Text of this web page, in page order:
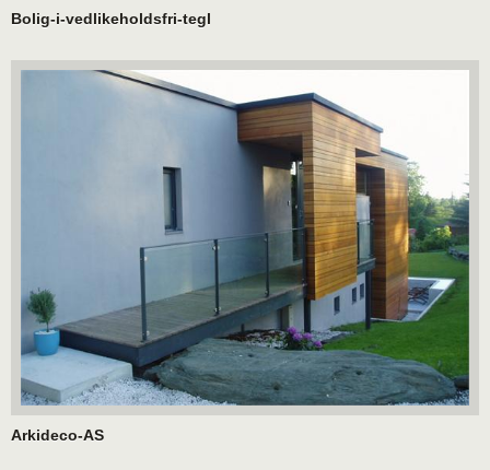
Bolig-i-vedlikeholdsfri-tegl
Arkideco-AS